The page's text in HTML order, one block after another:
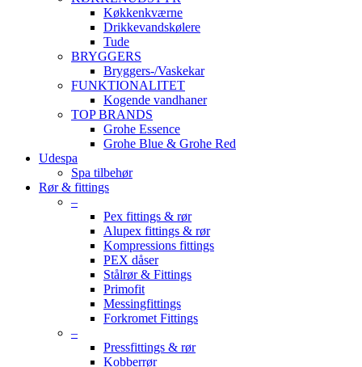
Køkkenkværne
Drikkevandskølere
Tude
BRYGGERS
Bryggers-/Vaskekar
FUNKTIONALITET
Kogende vandhaner
TOP BRANDS
Grohe Essence
Grohe Blue & Grohe Red
Udespa
Spa tilbehør
Rør & fittings
–
Pex fittings & rør
Alupex fittings & rør
Kompressions fittings
PEX dåser
Stålrør & Fittings
Primofit
Messingfittings
Forkromet Fittings
–
Pressfittings & rør
Kobberrør